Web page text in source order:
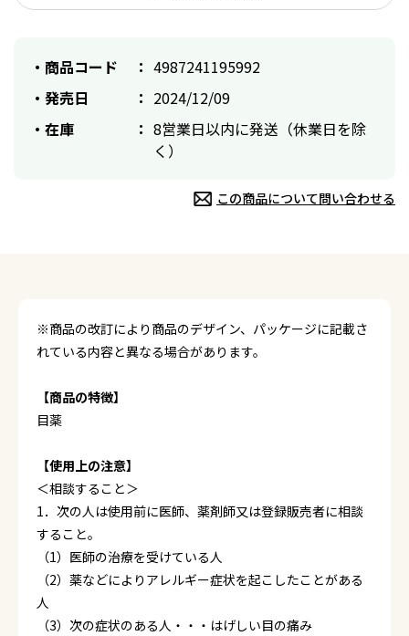
商品コード
4987241195992
発売日
2024/12/09
在庫
8営業日以内に発送（休業日を除
く）
この商品について問い合わせる
※商品の改訂により商品のデザイン、パッケージに記載さ
れている内容と異なる場合があります。
【商品の特徴】
目薬
【使用上の注意】
＜相談すること＞
1．次の人は使用前に医師、薬剤師又は登録販売者に相談
すること。
（1）医師の治療を受けている人
（2）薬などによりアレルギー症状を起こしたことがある
人
（3）次の症状のある人・・・はげしい目の痛み